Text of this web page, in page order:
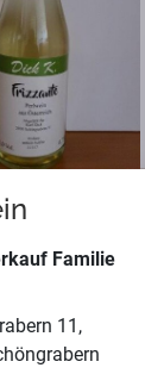
Familie
11,